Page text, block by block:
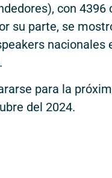
con
su parte, se
para la
del 2024.